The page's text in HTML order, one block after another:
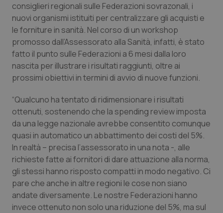
Calabria
Campania
Emilia-Romagna
Lazio
Liguria
Lombardia
Marche
Asma & BPCO
Car-T
Colesterolo & coronaropatie
Diabete & glucometri
Disturbi dell’umore
Dolore
Donna & Salute
consiglieri regionali sulle Federazioni sovrazonali, i
nuovi organismi istituiti per centralizzare gli acquisti e
le forniture in sanità. Nel corso di un workshop
promosso dall’Assessorato alla Sanità, infatti, è stato
fatto il punto sulle Federazioni a 6 mesi dalla loro
nascita per illustrare i risultati raggiunti, oltre ai
prossimi obiettivi in termini di avvio di nuove funzioni.
“Qualcuno ha tentato di ridimensionare i risultati
ottenuti, sostenendo che la spending review imposta
da una legge nazionale avrebbe consentito comunque
quasi in automatico un abbattimento dei costi del 5%.
In realtà – precisa l’assessorato in una nota -, alle
richieste fatte ai fornitori di dare attuazione alla norma,
gli stessi hanno risposto compatti in modo negativo. Ci
pare che anche in altre regioni le cose non siano
andate diversamente. Le nostre Federazioni hanno
invece ottenuto non solo una riduzione del 5%, ma sul